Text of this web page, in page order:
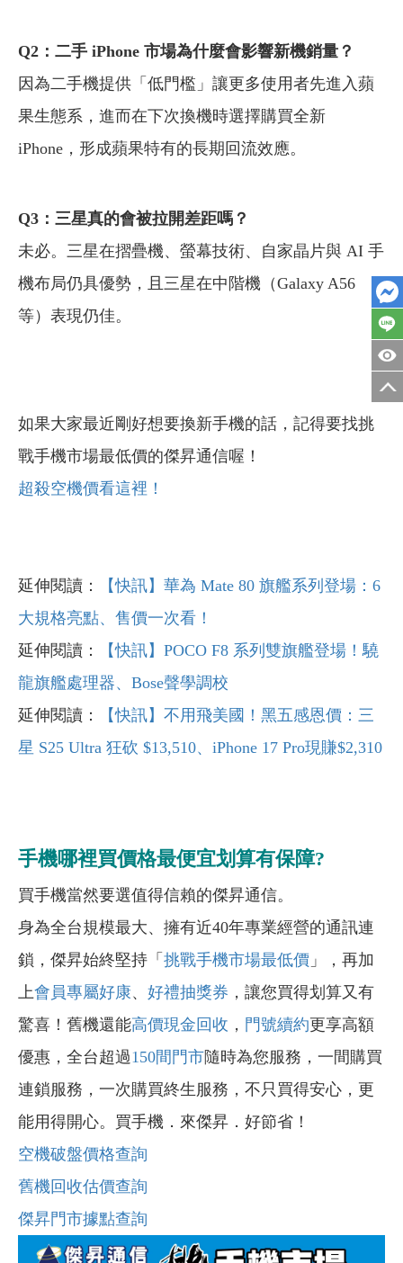
Q2：二手 iPhone 市場為什麼會影響新機銷量？
因為二手機提供「低門檻」讓更多使用者先進入蘋
果生態系，進而在下次換機時選擇購買全新
iPhone，形成蘋果特有的長期回流效應。
Q3：三星真的會被拉開差距嗎？
未必。三星在摺疊機、螢幕技術、自家晶片與 AI 手
機布局仍具優勢，且三星在中階機（Galaxy A56
等）表現仍佳。
如果大家最近剛好想要換新手機的話，記得要找挑
戰手機市場最低價的傑昇通信喔！
超殺空機價看這裡！
延伸閱讀：
【快訊】華為 Mate 80 旗艦系列登場：6
大規格亮點、售價一次看！
延伸閱讀：
【快訊】POCO F8 系列雙旗艦登場！驍
龍旗艦處理器、Bose聲學調校
延伸閱讀：
【快訊】不用飛美國！黑五感恩價：三
星 S25 Ultra 狂砍 $13,510、iPhone 17 Pro現賺$2,310
手機哪裡買價格最便宜划算有保障?
買手機當然要選值得信賴的傑昇通信。
身為全台規模最大、擁有近40年專業經營的通訊連
鎖，傑昇始終堅持「 挑戰手機市場最低價 」，再加
上會員專屬好康、 好禮抽獎券 ，讓您買得划算又有
驚喜！舊機還能高價現金回收 ， 門號續約更享高額
優惠，全台超過150間門市隨時為您服務，一間購買
連鎖服務，一次購買終生服務，不只買得安心，更
能用得開心。買手機．來傑昇．好節省！
空機破盤價格查詢
舊機回收估價查詢
傑昇門市據點查詢